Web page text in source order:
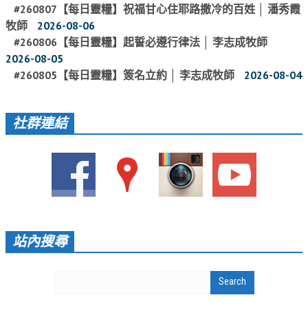
聚會剪影_2015年
聚會剪影_2014年
聚會剪影_2013年
教會節慶_2025年
教會節慶_2024年
教會節慶_2021年
#260807【每日靈糧】祝福甘心住耶路撒冷的百姓 │ 潘秀霞
牧師
2026-08-06
#260806【每日靈糧】起誓必遵行律法 │ 李志成牧師
2026-08-05
#260805【每日靈糧】簽名立約 │ 李志成牧師
2026-08-04
社群連結
站內搜尋